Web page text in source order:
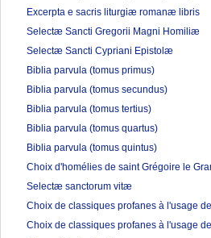
Excerpta e sacris liturgiæ romanæ libris
Selectæ Sancti Gregorii Magni Homiliæ
Selectæ Sancti Cypriani Epistolæ
Biblia parvula (tomus primus)
Biblia parvula (tomus secundus)
Biblia parvula (tomus tertius)
Biblia parvula (tomus quartus)
Biblia parvula (tomus quintus)
Choix d'homélies de saint Grégoire le
Selectæ sanctorum vitæ
Choix de classiques profanes à l'usage
Choix de classiques profanes à l'usage